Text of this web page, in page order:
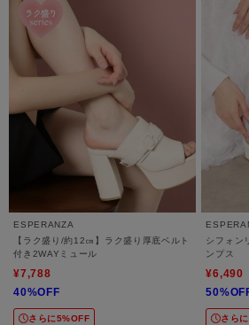
ESPERANZA
【ラク盛り/約12㎝】ラク盛り厚底ベルト
付き2WAYミュール
¥7,788
40%OFF
さらに5%OFF
シフォン
ンプス
¥6,490
さら